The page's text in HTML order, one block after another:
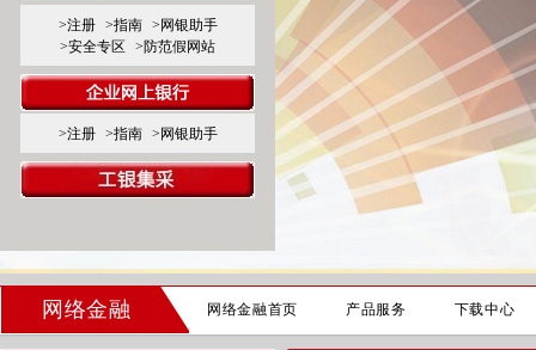
>注册 >指南
>网银助手
>安全专区
>防范假网站
>注册 >指南 >网银助手
网络金融 网络金融首页 产品服务 下载中心